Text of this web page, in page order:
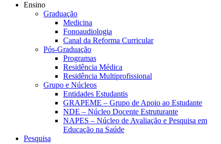
Ensino
Graduação
Medicina
Fonoaudiologia
Canal da Reforma Curricular
Pós-Graduação
Programas
Residência Médica
Residência Multiprofissional
Grupo e Núcleos
Entidades Estudantis
GRAPEME – Grupo de Apoio ao Estudante
NDE – Núcleo Docente Estruturante
NAPES – Núcleo de Avaliação e Pesquisa em
Educação na Saúde
Pesquisa